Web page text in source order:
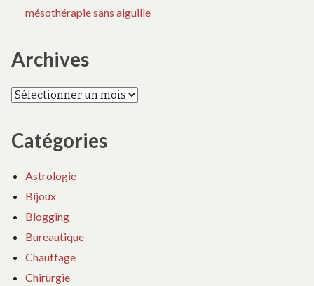
mésothérapie sans aiguille
Archives
Archives
Catégories
Astrologie
Bijoux
Blogging
Bureautique
Chauffage
Chirurgie